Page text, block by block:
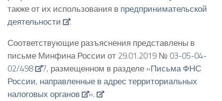
также от их использования в предпринимательской
деятельности
.
Соответствующие разъяснения представлены в
письме Минфина России от 29.01.2019 № 03-05-04-
02/498
7, размещенном в разделе «Письма ФНС
России, направленные в адрес территориальных
налоговых органов
».